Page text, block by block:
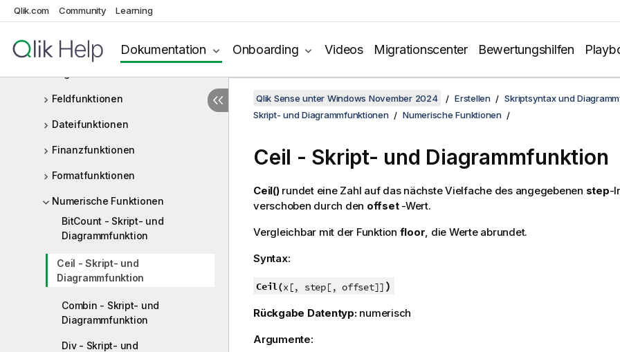
Qlik.com Community Learning
Dokumentation Onboarding Videos Migrationscenter Bewertungshilfen
Counter-Funktionen
Exponential- und
Feldfunktionen
Dateifunktionen
Finanzfunktionen
Formatfunktionen
Numerische Funktionen
BitCount - Skript- und
Diagrammfunktion
Ceil - Skript- und
Diagrammfunktion
Combin - Skript- und
Diagrammfunktion
Div - Skript- und
Qlik Sense unter Windows November 2024 Erstellen
Skriptsyntax und
Skript- und Diagrammfunktionen
Numerische Funktionen
Ceil - Skript- und Diagrammfunktion
Ceil()rundet eine Zahl auf das nächste Vielfache des angegebenen step-
verschoben durch den offset -Wert.
Vergleichbar mit der Funktion floor, die Werte abrundet.
Syntax:
Ceil(x[, step[, offset]] )
Rückgabe Datentyp: numerisch
Argumente: